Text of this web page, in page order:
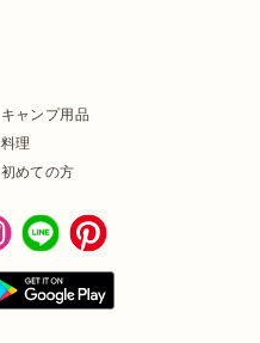
キャンプ用品
料理
初めての方